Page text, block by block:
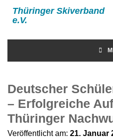
Thüringer Skiverband
e.V.
Deutscher
– Erfolgreiche
Thüringer
Veröffentlicht am: 21. Januar